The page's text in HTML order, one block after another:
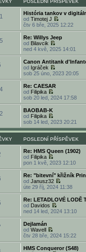
k
p
ě
v
e
k
p
ř
í
s
p
ě
v
e
k
e
d
n
í
p
ř
í
s
p
ě
v
e
k
o
s
l
e
n
p
ř
í
p
ě
k
a
z
t
p
o
s
l
e
d
n
í
p
ř
p
ě
k
POSLEDNÍ PŘÍSPĚVEK
História tankov v
od Timotej J
Z
o
b
r
a
z
t
p
o
s
d
n
ř
í
s
p
ě
v
k
čtv 6 bře, 2025 12:22
Re: Willys Jeep
od Bilavcik
Z
o
b
r
a
z
t
p
o
s
d
n
í
p
ř
í
p
ě
v
e
k
ned 4 kvě, 2025 14:01
Canon Antitank
od Igráček
Z
o
b
r
a
z
p
o
s
l
e
n
í
p
ř
s
p
ě
v
e
k
sob 25 úno, 2023 20:05
Re: CAESAR
od Filipika
Z
o
a
z
i
t
o
s
l
e
d
í
p
ř
í
s
p
ě
k
sob 20 led, 2024 17:58
BAOBAB-K
od Filipika
Z
o
b
r
a
z
t
p
o
s
l
e
d
n
í
p
ř
p
ě
v
sob 14 led, 2023 20:21
POSLEDNÍ PŘÍSPĚVEK
Re: HMS Queen (1902)
od Filipika
Z
o
b
r
a
z
t
p
o
s
d
n
í
pon 1 kvě, 2023 12:10
Re: "bitevní" křižník
od Janusz32
Z
o
b
r
a
z
p
o
s
l
úte 29 říj, 2024 11:38
Re: LETADLOVÉ LODĚ
od Davidos
Z
o
a
z
ned 14 led, 2024 13:10
Dejlamán
od Wavell
Z
o
b
čtv 28 bře, 2024 15:22
HMS Conqueror (S48)